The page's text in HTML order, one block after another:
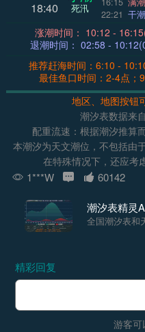
18:40 死汛
22:21 干潮
涨潮时间：
退潮时间： 02:58
推荐赶海时间：6:10 -
最佳鱼口时间：2-4点；
地区、地图按钮
潮汐表数据来
配重流速：根据潮汐推算
本潮汐为天文潮位，不包括由
在特殊情况下，还应考
1***W 60142
潮汐表精灵
全国潮汐表和
精彩回复
游客可